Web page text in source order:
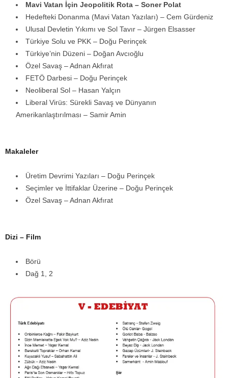
Mavi Vatan İçin Jeopolitik Rota – Soner Polat
Hedefteki Donanma (Mavi Vatan Yazıları) – Cem Gürdeniz
Ulusal Devletin Yıkımı ve Sol Tavır – Jürgen Elsasser
Türkiye Solu ve PKK – Doğu Perinçek
Türkiye’nin Düzeni – Doğan Avcıoğlu
Özel Savaş – Adnan Akfırat
FETÖ Darbesi – Doğu Perinçek
Neoliberal Sol – Hasan Yalçın
Liberal Virüs: Sürekli Savaş ve Dünyanın
Amerikanlaştırılması – Samir Amin
Makaleler
Üretim Devrimi Yazıları – Doğu Perinçek
Seçimler ve İttifaklar Üzerine – Doğu Perinçek
Özel Savaş – Adnan Akfırat
Dizi – Film
Börü
Dağ 1, 2